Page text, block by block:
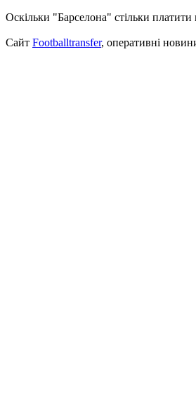
Оскільки "Барселона" стільки
Сайт Footballtransfer, оперативні